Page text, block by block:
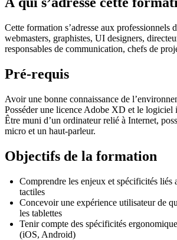
Cette formation s’adresse aux professionnels
webmasters, graphistes, UI designers,
responsables de communication, chefs de
Pré-requis
Avoir une bonne connaissance de
Posséder une licence Adobe XD et le logiciel
Être muni d’un ordinateur relié à Internet,
micro et un haut-parleur.
Objectifs de la formation
Comprendre les enjeux et spécificités liés
tactiles
Concevoir une expérience utilisateur de
les tablettes
Tenir compte des spécificités
(iOS, Android)